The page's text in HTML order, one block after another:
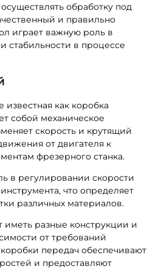
обработку под
и правильно
играет важную роль в
стабильности в процессе
известная как коробка
собой механическое
скорость и крутящий
от двигателя к
фрезерного станка.
в регулировании скорости
что определяет
различных материалов.
иметь разные конструкции и
от требований
передач обеспечивают
и предоставляют